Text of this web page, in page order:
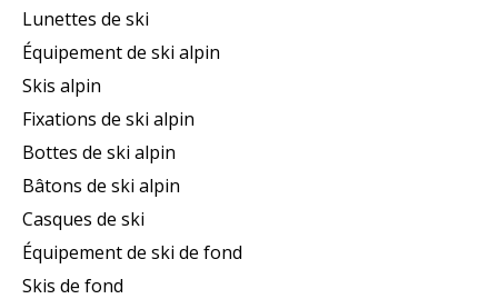
Lunettes de ski
Équipement de ski alpin
Skis alpin
Fixations de ski alpin
Bottes de ski alpin
Bâtons de ski alpin
Casques de ski
Équipement de ski de fond
Skis de fond